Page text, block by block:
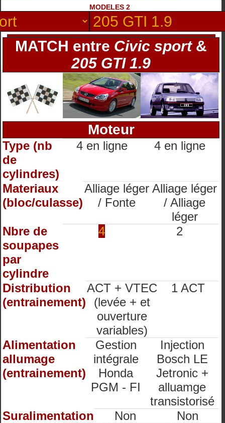
MODELES 2
MATCH entre Civic sport&
205 GTI 1.9
Moteur
Type (nb
de
cylindres)
4 en ligne 4 en ligne
Materiaux
(bloc/culasse)
Alliage léger
/ Fonte
Alliage léger
/ Alliage
léger
Nbre de
soupapes
par
cylindre
4 2
Distribution
(entrainement)
ACT + VTEC
(levée + et
ouverture
variables)
1 ACT
Alimentation
allumage
(entrainement)
Gestion
intégrale
Honda
PGM - FI
Injection
Bosch LE
Jetronic +
alluamge
transistorisé
Suralimentation
Non
Non